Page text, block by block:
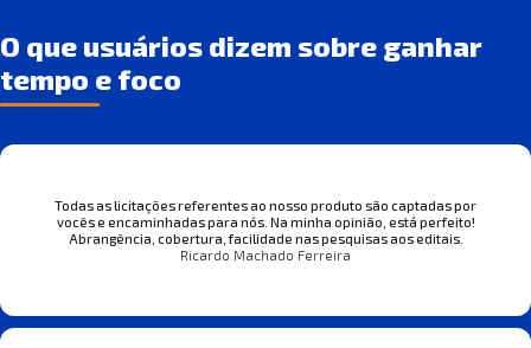
O que usuários dizem sobre ganhar
tempo e foco
Todas as licitações referentes ao nosso produto são captadas por
vocês e encaminhadas para nós. Na minha opinião, está perfeito!
Abrangência, cobertura, facilidade nas pesquisas aos editais.
Ricardo Machado Ferreira